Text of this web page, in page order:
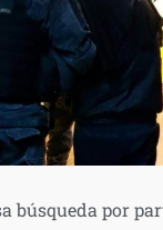
búsqueda por